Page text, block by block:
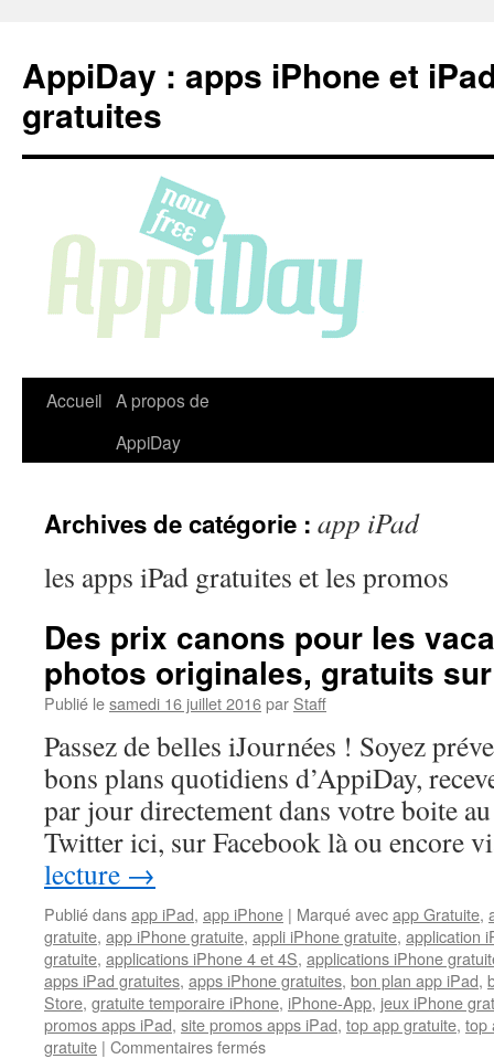
contenu
AppiDay : apps iPhone et
gratuites
Accueil A propos de
AppiDay
Archives de catégorie : app iPad
les apps iPad gratuites et les promos
Des prix canons pour les
photos originales, gratuits
Publié lesamedi 16 juillet 2016par Staff
Passez de belles iJournées ! Soyez
bons plans quotidiens d’AppiDay,
par jour directement dans votre boite
Twitter ici, sur Facebook là ou encore
lecture →
Publié dansapp iPad, app iPhone | Marqué avecapp Gratuite,
gratuite, app iPhone gratuite, appli iPhone gratuite, application
gratuite, applications iPhone 4 et 4S, applications iPhone
apps iPad gratuites, apps iPhone gratuites, bon plan app iPad,
Store, gratuite temporaire iPhone, iPhone-App, jeux iPhone
promos apps iPad, site promos apps iPad, top app gratuite, top
gratuite | Commentaires ferméssur